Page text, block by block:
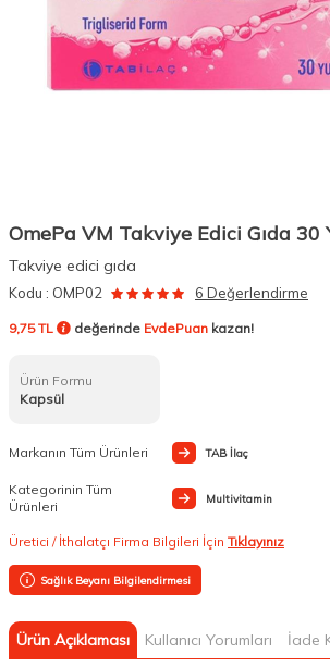
OmePa VM Takviye Edici Gıda 30
Takviye edici gıda
Kodu : OMP02 6 Değerlendirme
9,75 TL değerinde EvdePuan kazan!
Ürün Formu
Kapsül
Markanın Tüm Ürünleri TAB İlaç
Kategorinin Tüm
Ürünleri
Multivitamin
Üretici / İthalatçı Firma Bilgileri İçin Tıklayınız
Sağlık Beyanı Bilgilendirmesi
Ürün Açıklaması Kullanıcı Yorumları İade